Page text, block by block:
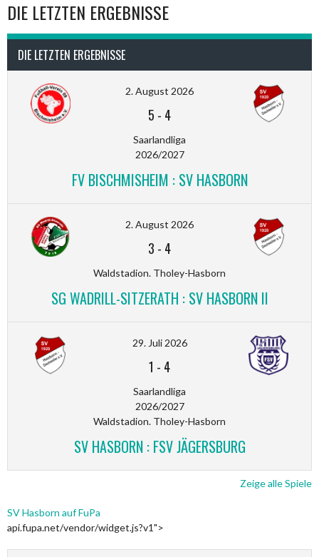
DIE LETZTEN ERGEBNISSE
DIE LETZTEN ERGEBNISSE
2. August 2026
5 - 4
Saarlandliga
2026/2027
FV BISCHMISHEIM : SV HASBORN
2. August 2026
3 - 4
Waldstadion. Tholey-Hasborn
SG WADRILL-SITZERATH : SV HASBORN II
29. Juli 2026
1 - 4
Saarlandliga
2026/2027
Waldstadion. Tholey-Hasborn
SV HASBORN : FSV JÄGERSBURG
Zeige alle Spiele
SV Hasborn auf FuPa
api.fupa.net/vendor/widget.js?v1">